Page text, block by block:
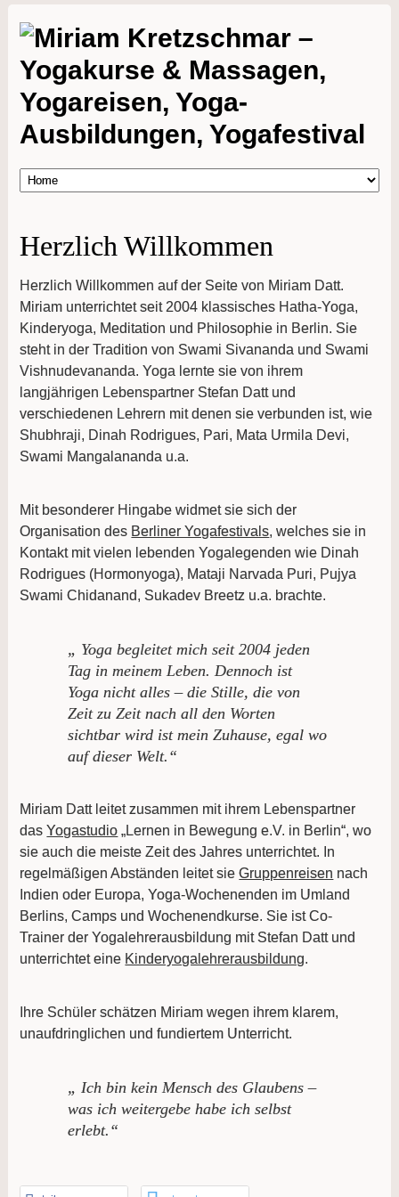
Herzlich Willkommen
Herzlich Willkommen auf der Seite von Miriam Datt.
Miriam unterrichtet seit 2004 klassisches Hatha-Yoga,
Kinderyoga, Meditation und Philosophie in Berlin. Sie
steht in der Tradition von Swami Sivananda und Swami
Vishnudevananda. Yoga lernte sie von ihrem
langjährigen Lebenspartner Stefan Datt und
verschiedenen Lehrern mit denen sie verbunden ist, wie
Shubhraji, Dinah Rodrigues, Pari, Mata Urmila Devi,
Swami Mangalananda u.a.
Mit besonderer Hingabe widmet sie sich der
Organisation des Berliner Yogafestivals, welches sie in
Kontakt mit vielen lebenden Yogalegenden wie Dinah
Rodrigues (Hormonyoga), Mataji Narvada Puri, Pujya
Swami Chidanand, Sukadev Breetz u.a. brachte.
„ Yoga begleitet mich seit 2004 jeden
Tag in meinem Leben. Dennoch ist
Yoga nicht alles – die Stille, die von
Zeit zu Zeit nach all den Worten
sichtbar wird ist mein Zuhause, egal wo
auf dieser Welt.“
Miriam Datt leitet zusammen mit ihrem Lebenspartner
dasYogastudio „Lernen in Bewegung e.V. in Berlin“, wo
sie auch die meiste Zeit des Jahres unterrichtet. In
regelmäßigen Abständen leitet sieGruppenreisen nach
Indien oder Europa, Yoga-Wochenenden im Umland
Berlins, Camps und Wochenendkurse. Sie ist Co-
Trainer der Yogalehrerausbildung mit Stefan Datt und
unterrichtet eine Kinderyogalehrerausbildung.
Ihre Schüler schätzen Miriam wegen ihrem klarem,
unaufdringlichen und fundiertem Unterricht.
„ Ich bin kein Mensch des Glaubens –
was ich weitergebe habe ich selbst
erlebt.“